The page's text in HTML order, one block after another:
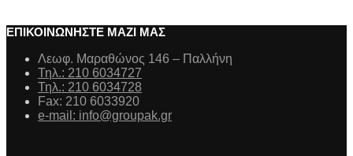
ΕΠΙΚΟΙΝΩΝΗΣΤΕ ΜΑΖΙ ΜΑΣ
Λεωφ. Μαραθώνος 146 – Παλλήνη
Τηλ.: 210 6034727
Τηλ.: 210 6034728
Fax: 210 6033920
e-mail: info@groupak.gr